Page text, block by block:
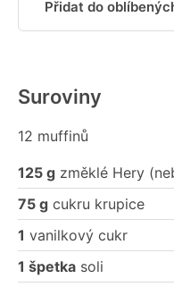
Přidat do
Suroviny
12 muffinů
125 g změklé Hery
75 g cukru krupice
1 vanilkový cukr
1 špetka soli